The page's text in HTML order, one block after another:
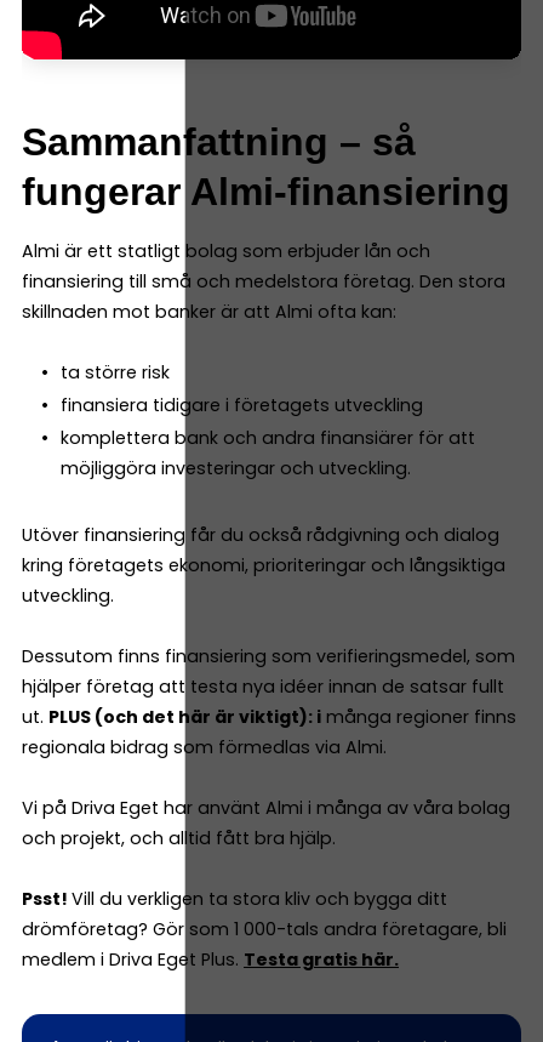
Sammanfattning – så
fungerar Almi-finansiering
Almi är ett statligt bolag som erbjuder lån och
finansiering till små och medelstora företag. Den stora
skillnaden mot banker är att Almi ofta kan:
ta större risk
finansiera tidigare i företagets utveckling
komplettera bank och andra finansiärer för att
möjliggöra investeringar och utveckling.
Utöver finansiering får du också rådgivning och dialog
kring företagets ekonomi, prioriteringar och långsiktiga
utveckling.
Dessutom finns finansiering som verifieringsmedel, som
hjälper företag att testa nya idéer innan de satsar fullt
ut. PLUS (och det här är viktigt): i många regioner finns
regionala bidrag som förmedlas via Almi.
Vi på Driva Eget har använt Almi i många av våra bolag
och projekt, och alltid fått bra hjälp.
Psst! Vill du verkligen ta stora kliv och bygga ditt
drömföretag? Gör som 1 000-tals andra företagare, bli
medlem i Driva Eget Plus. Testa gratis här.